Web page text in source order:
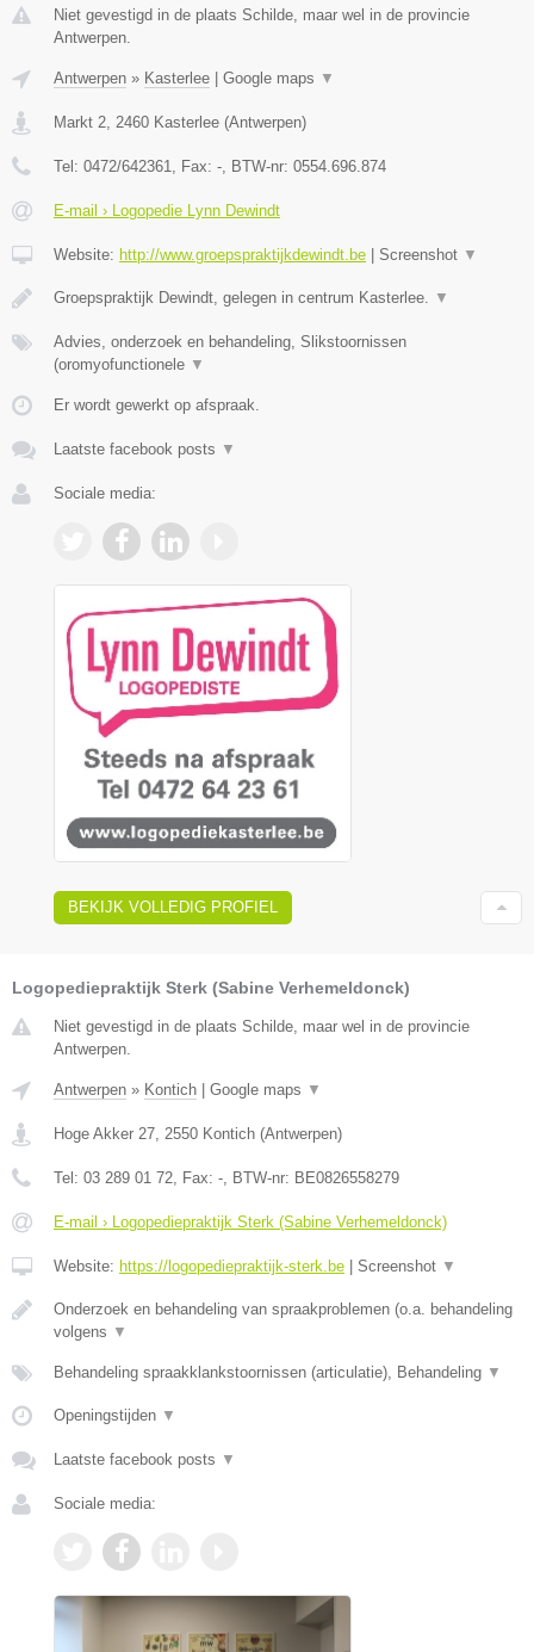
Niet gevestigd in de plaats Schilde, maar wel in de provincie
Antwerpen.
Antwerpen » Kasterlee | Google maps ▼
Markt 2 2460 Kasterlee (Antwerpen)
Tel: 0472/642361 , Fax: - , BTW-nr: 0554.696.874
E-mail › Logopedie Lynn Dewindt
Website: http://www.groepspraktijkdewindt.be | Screenshot ▼
Groepspraktijk Dewindt, gelegen in centrum Kasterlee. ▼
Advies, onderzoek en behandeling, Slikstoornissen
(oromyofunctionele ▼
Er wordt gewerkt op afspraak.
Laatste facebook posts ▼
Sociale media:
BEKIJK VOLLEDIG PROFIEL
Logopediepraktijk Sterk (Sabine Verhemeldonck)
Niet gevestigd in de plaats Schilde, maar wel in de provincie
Antwerpen.
Antwerpen » Kontich | Google maps ▼
Hoge Akker 27 2550 Kontich (Antwerpen)
Tel: 03 289 01 72 , Fax: - , BTW-nr: BE0826558279
E-mail › Logopediepraktijk Sterk (Sabine Verhemeldonck)
Website: https://logopediepraktijk-sterk.be | Screenshot ▼
Onderzoek en behandeling van spraakproblemen (o.a. behandeling
volgens ▼
Behandeling spraakklankstoornissen (articulatie), Behandeling ▼
Openingstijden ▼
Laatste facebook posts ▼
Sociale media: